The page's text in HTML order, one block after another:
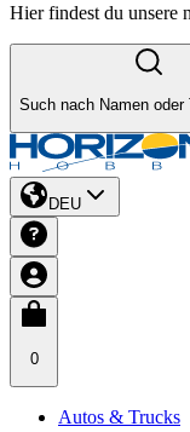
Hier findest du unsere
Such nach Namen oder
DEU
0
Autos & Trucks